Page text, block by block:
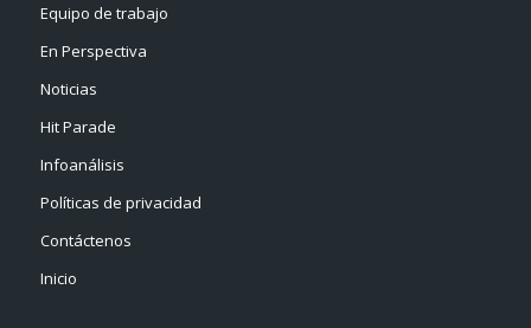
Equipo de trabajo
En Perspectiva
Noticias
Hit Parade
Infoanálisis
Políticas de privacidad
Contáctenos
Inicio